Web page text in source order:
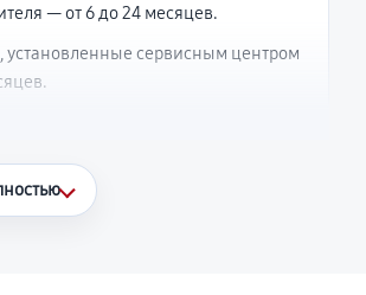
— от 6 до 24 месяцев.
установленные сервисным центром
гарантийным случаем